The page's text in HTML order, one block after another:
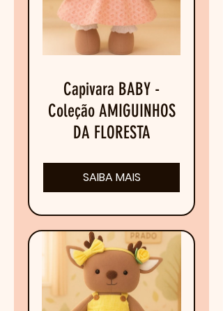
Capivara BABY -
Coleção AMIGUINHOS
DA FLORESTA
SAIBA MAIS